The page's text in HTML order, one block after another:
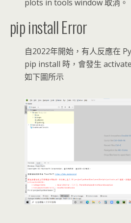
plots in tools window 取消。
pip install Error
自2022年開始，有人反應在
pip install 時，會發生
如下圖所示